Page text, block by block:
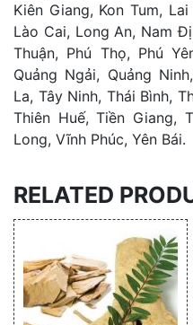
Kiên Giang, Kon Tum,
Lào Cai, Long An, Nam
Thuận, Phú Thọ, Phú
Quảng Ngải, Quảng
La, Tây Ninh, Thái Bình,
Thiên Huế, Tiền Giang,
Long, Vĩnh Phúc, Yên Bái.
RELATED